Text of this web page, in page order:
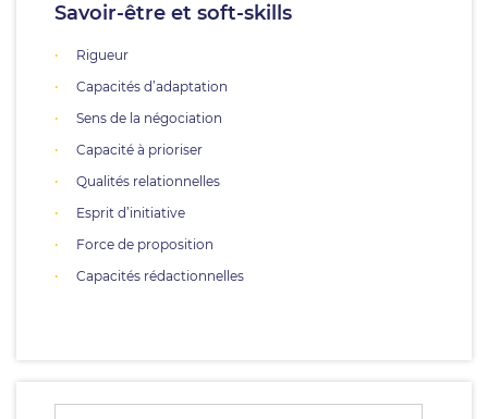
Savoir-être et soft-skills
Rigueur
Capacités d’adaptation
Sens de la négociation
Capacité à prioriser
Qualités relationnelles
Esprit d’initiative
Force de proposition
Capacités rédactionnelles